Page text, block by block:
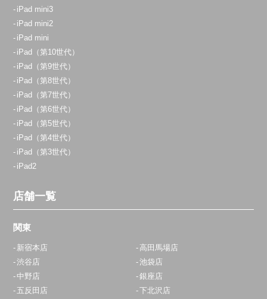
iPad mini3
iPad mini2
iPad mini
iPad（第10世代）
iPad（第9世代）
iPad（第8世代）
iPad（第7世代）
iPad（第6世代）
iPad（第5世代）
iPad（第4世代）
iPad（第3世代）
iPad2
店舗一覧
関東
新宿本店
高田馬場店
渋谷店
池袋店
中野店
銀座店
五反田店
下北沢店